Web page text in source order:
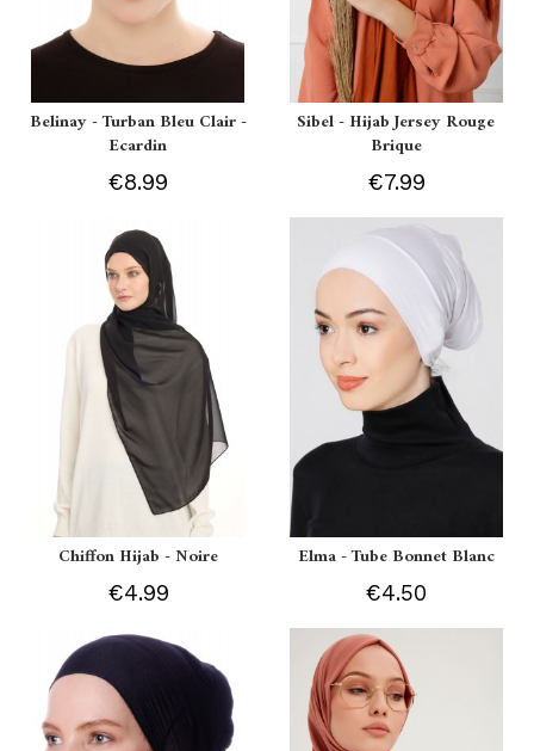
Belinay - Turban Bleu Clair -
Ecardin
€8.99
Sibel - Hijab Jersey Rouge
Brique
€7.99
Chiffon Hijab - Noire
€4.99
Elma - Tube Bonnet Blanc
€4.50